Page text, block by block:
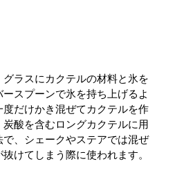
グラスにカクテルの材料と氷を
ースプーンで氷を持ち上げるよ
度だけかき混ぜてカクテルを作
炭酸を含むロングカクテルに用
で、シェークやステアでは混ぜ
けてしまう際に使われます。